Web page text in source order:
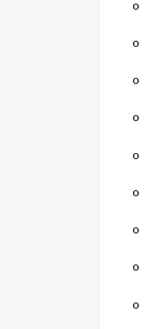
⚬
⚬
⚬
⚬
⚬
⚬
⚬
⚬
⚬